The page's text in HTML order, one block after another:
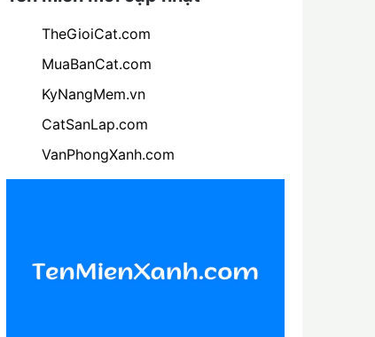
TheGioiCat.com
MuaBanCat.com
KyNangMem.vn
CatSanLap.com
VanPhongXanh.com